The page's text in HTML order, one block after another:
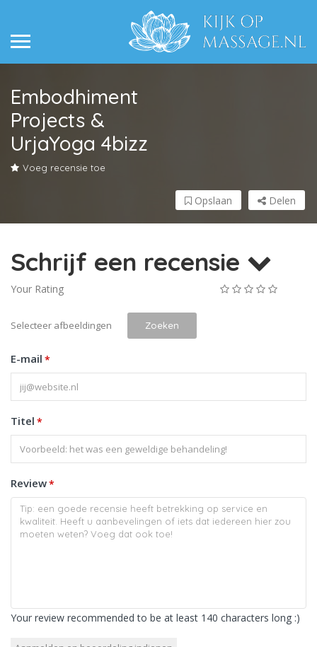
Embodhiment
Projects &
UrjaYoga 4bizz
Voeg recensie toe
Delen
Opslaan
Schrijf een recensie
Your Rating
Selecteer afbeeldingen Zoeken
E-mail *
Titel *
Review*
Your review recommended to be at least 140 characters long :)